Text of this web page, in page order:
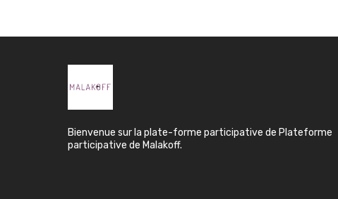
Bienvenue sur la plate-forme participative de Plateforme
participative de Malakoff.